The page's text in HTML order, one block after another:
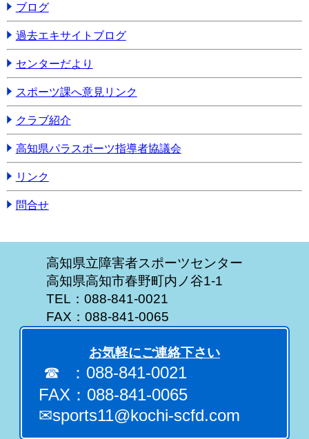
ブログ
過去エキサイトブログ
センターだより
スポーツ課へ意見リンク
クラブ紹介
高知県パラスポーツ指導者協議会
リンク
問合せ
高知県立障害者スポーツセンター
高知県高知市春野町内ノ谷1-1
TEL：088-841-0021
FAX：088-841-0065
お気軽にご連絡下さい
☎ ：088-841-0021
FAX：088-841-0065
✉sports11@kochi-scfd.com